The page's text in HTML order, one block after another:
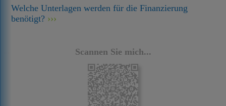
Welche Unterlagen werden für die Finanzierung
benötigt?
Scannen Sie mich...